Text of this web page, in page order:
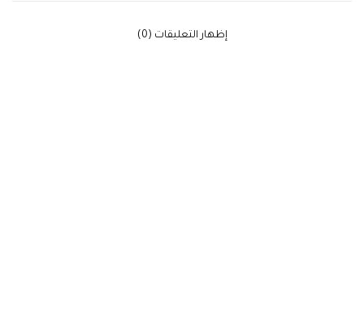
‫إظهار التعليقات (0)